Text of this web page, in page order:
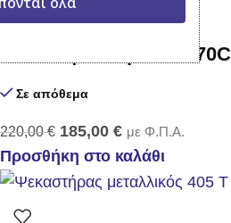
Αντλία ψεκασμού TF 70C
Σε απόθεμα
220,00€ 185,00 € με Φ.Π.Α.
Προσθήκη στο καλάθι